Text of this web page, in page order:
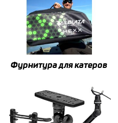
Фурнитура для катеров